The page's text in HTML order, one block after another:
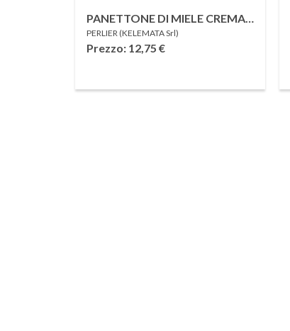
PANETTONE DI MIELE CREMA
BAGNO DOCCIA 500 ML
PERLIER (KELEMATA Srl)
Prezzo: 12,75 €